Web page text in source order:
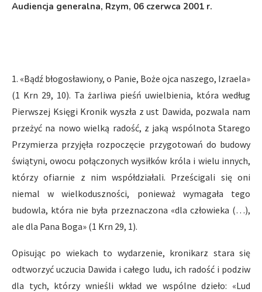
Audiencja generalna, Rzym, 06 czerwca 2001 r.
1. «Bądź błogosławiony, o Panie, Boże ojca naszego, Izraela»
(1 Krn 29, 10). Ta żarliwa pieśń uwielbienia, która według
Pierwszej Księgi Kronik wyszła z ust Dawida, pozwala nam
przeżyć na nowo wielką radość, z jaką wspólnota Starego
Przymierza przyjęła rozpoczęcie przygotowań do budowy
świątyni, owocu połączonych wysiłków króla i wielu innych,
którzy ofiarnie z nim współdziałali. Prześcigali się oni
niemal w wielkoduszności, ponieważ wymagała tego
budowla, która nie była przeznaczona «dla człowieka (…),
ale dla Pana Boga» (1 Krn 29, 1).
Opisując po wiekach to wydarzenie, kronikarz stara się
odtworzyć uczucia Dawida i całego ludu, ich radość i podziw
dla tych, którzy wnieśli wkład we wspólne dzieło: «Lud